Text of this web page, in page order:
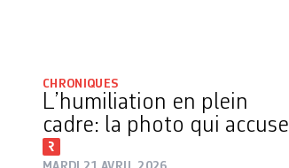
CHRONIQUES
L’humiliation en plein
cadre: la photo qui accuse